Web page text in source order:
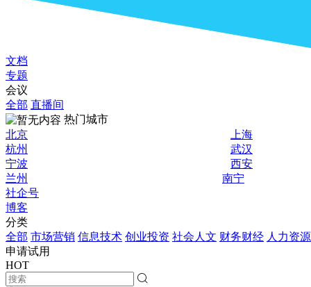
文档
专题
会议
全部 直播间
热门城市
北京
上海
杭州
武汉
宁波
西安
兰州
南宁
社企号
博客
分类
全部 市场营销 信息技术 创业投资 社会人文 财务财经 人力资源
申请试用
HOT